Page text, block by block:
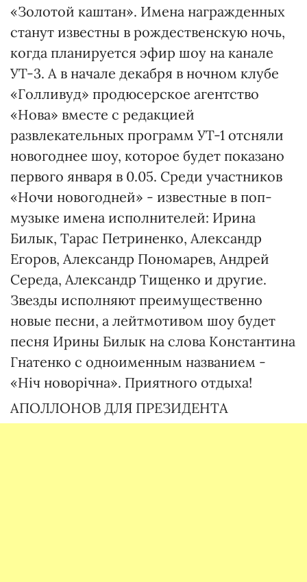
«Золотой каштан». Имена награжденных
станут известны в рождественскую ночь,
когда планируется эфир шоу на канале
УТ-3. А в начале декабря в ночном клубе
«Голливуд» продюсерское агентство
«Нова» вместе с редакцией
развлекательных программ УТ-1 отсняли
новогоднее шоу, которое будет показано
первого января в 0.05. Среди участников
«Ночи новогодней» - известные в поп-
музыке имена исполнителей: Ирина
Билык, Тарас Петриненко, Александр
Егоров, Александр Пономарев, Андрей
Середа, Александр Тищенко и другие.
Звезды исполняют преимущественно
новые песни, а лейтмотивом шоу будет
песня Ирины Билык на слова Константина
Гнатенко с одноименным названием -
«Ніч новорічна». Приятного отдыха!
АПОЛЛОНОВ ДЛЯ ПРЕЗИДЕНТА